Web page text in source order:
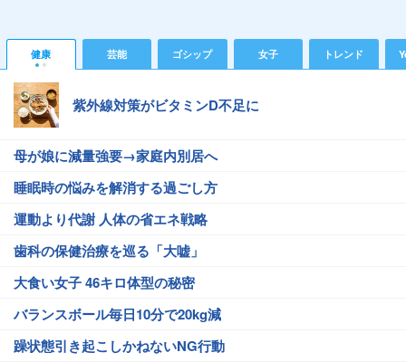
健康 芸能 ゴシップ 女子 トレンド
紫外線対策がビタミンD不足に
母が娘に減量強要→家庭内別居へ
睡眠時の悩みを解消する過ごし方
運動より代謝 人体の省エネ戦略
歯科の保健治療を巡る「大嘘」
大食い女子 46キロ体型の秘密
バランスボール毎日10分で20kg減
躁状態引き起こしかねないNG行動